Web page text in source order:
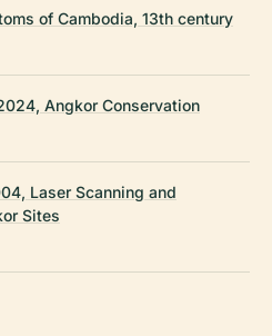
of Cambodia, 13th century
Angkor Conservation
Laser Scanning and
Sites